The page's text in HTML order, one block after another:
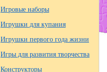
Игровые наборы
Игрушки для купания
Игрушки первого года жизни
Игры для развития творчества
Конструкторы